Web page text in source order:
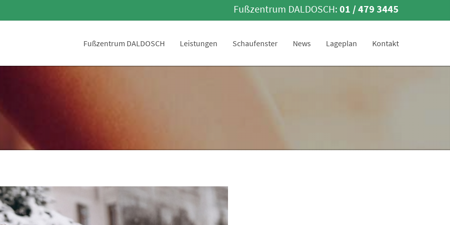
Fußzentrum DALDOSCH: 01 / 479 3445
Fußzentrum DALDOSCH Leistungen Schaufenster News Lageplan Kontakt